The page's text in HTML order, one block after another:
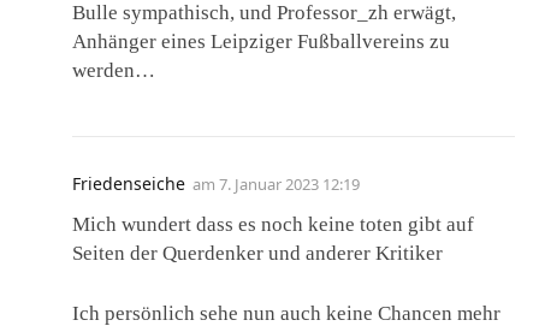
Bulle sympathisch, und Professor_zh erwägt,
Anhänger eines Leipziger Fußballvereins zu
werden…
Friedenseiche am 7. Januar 2023 12:19
Mich wundert dass es noch keine toten gibt auf
Seiten der Querdenker und anderer Kritiker
Ich persönlich sehe nun auch keine Chancen mehr